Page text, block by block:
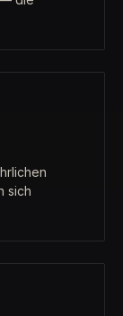
sich